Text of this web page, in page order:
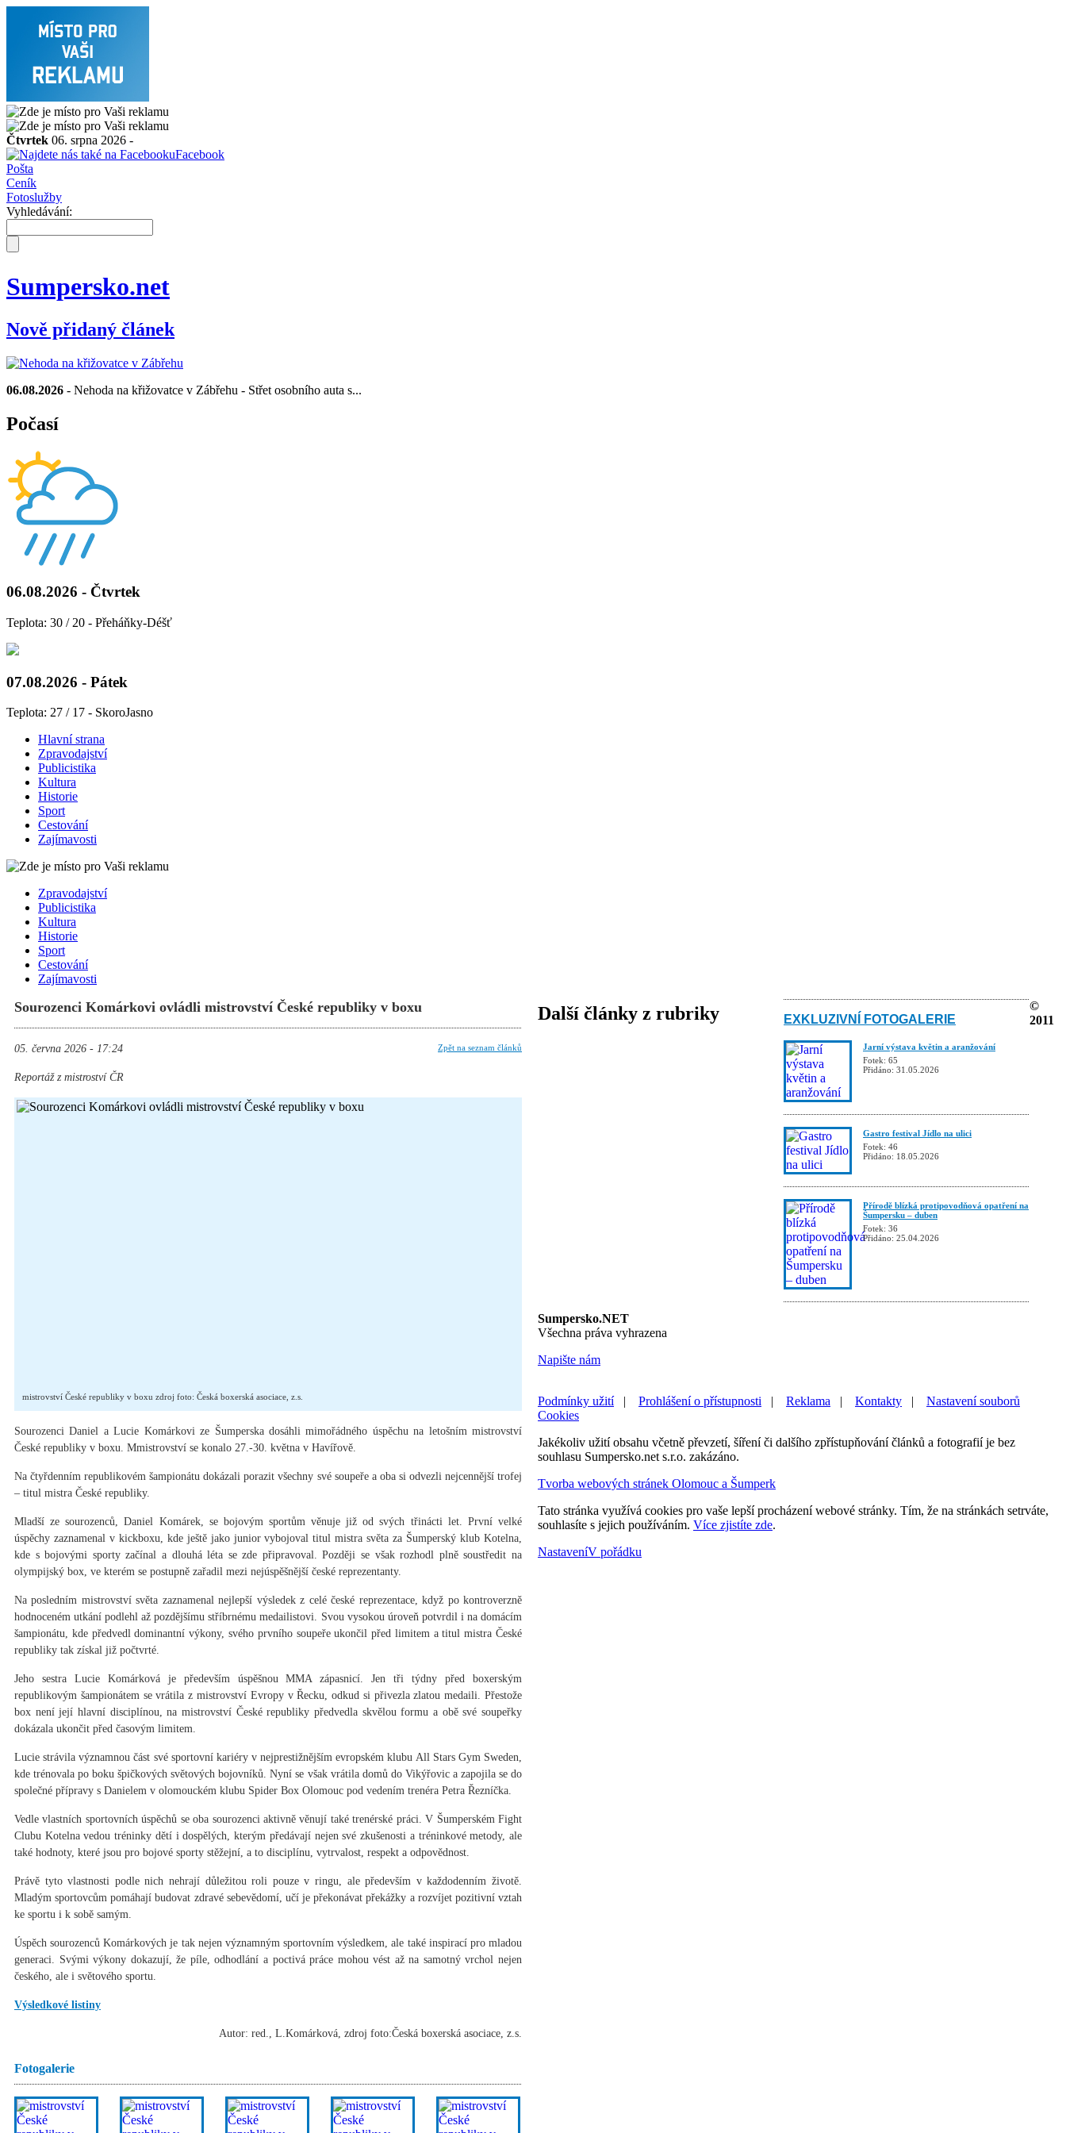
Čtvrtek 06. srpna 2026 -
Facebook
Pošta
Ceník
Fotoslužby
Vyhledávání:
Sumpersko.net
Nově přidaný článek
06.08.2026 - Nehoda na křižovatce v Zábřehu - Střet osobního auta s...
Počasí
06.08.2026 - Čtvrtek
Teplota: 30 / 20 - Přeháňky-Déšť
07.08.2026 - Pátek
Teplota: 27 / 17 - SkoroJasno
Hlavní strana
Zpravodajství
Publicistika
Kultura
Historie
Sport
Cestování
Zajímavosti
Zpravodajství
Publicistika
Kultura
Historie
Sport
Cestování
Zajímavosti
Sourozenci Komárkovi ovládli mistrovství České republiky v boxu
05. června 2026 - 17:24 Zpět na seznam článků
Reportáž z mistroství ČR
mistrovství České republiky v boxu zdroj foto: Česká boxerská asociace, z.s.
Sourozenci Daniel a Lucie Komárkovi ze Šumperska dosáhli mimořádného úspěchu na letošním mistrovství
České republiky v boxu. Mmistrovství se konalo 27.-30. května v Havířově.
Na čtyřdenním republikovém šampionátu dokázali porazit všechny své soupeře a oba si odvezli nejcennější trofej
– titul mistra České republiky.
Mladší ze sourozenců, Daniel Komárek, se bojovým sportům věnuje již od svých třinácti let. První velké
úspěchy zaznamenal v kickboxu, kde ještě jako junior vybojoval titul mistra světa za Šumperský klub Kotelna,
kde s bojovými sporty začínal a dlouhá léta se zde připravoval. Později se však rozhodl plně soustředit na
olympijský box, ve kterém se postupně zařadil mezi nejúspěšnější české reprezentanty.
Na posledním mistrovství světa zaznamenal nejlepší výsledek z celé české reprezentace, když po kontroverzně
hodnoceném utkání podlehl až pozdějšímu stříbrnému medailistovi. Svou vysokou úroveň potvrdil i na domácím
šampionátu, kde předvedl dominantní výkony, svého prvního soupeře ukončil před limitem a titul mistra České
republiky tak získal již počtvrté.
Jeho sestra Lucie Komárková je především úspěšnou MMA zápasnicí. Jen tři týdny před boxerským
republikovým šampionátem se vrátila z mistrovství Evropy v Řecku, odkud si přivezla zlatou medaili. Přestože
box není její hlavní disciplínou, na mistrovství České republiky předvedla skvělou formu a obě své soupeřky
dokázala ukončit před časovým limitem.
Lucie strávila významnou část své sportovní kariéry v nejprestižnějším evropském klubu All Stars Gym Sweden,
kde trénovala po boku špičkových světových bojovníků. Nyní se však vrátila domů do Vikýřovic a zapojila se do
společné přípravy s Danielem v olomouckém klubu Spider Box Olomouc pod vedením trenéra Petra Řezníčka.
Vedle vlastních sportovních úspěchů se oba sourozenci aktivně věnují také trenérské práci. V Šumperském Fight
Clubu Kotelna vedou tréninky dětí i dospělých, kterým předávají nejen své zkušenosti a tréninkové metody, ale
také hodnoty, které jsou pro bojové sporty stěžejní, a to disciplínu, vytrvalost, respekt a odpovědnost.
Právě tyto vlastnosti podle nich nehrají důležitou roli pouze v ringu, ale především v každodenním životě.
Mladým sportovcům pomáhají budovat zdravé sebevědomí, učí je překonávat překážky a rozvíjet pozitivní vztah
ke sportu i k sobě samým.
Úspěch sourozenců Komárkových je tak nejen významným sportovním výsledkem, ale také inspirací pro mladou
generaci. Svými výkony dokazují, že píle, odhodlání a poctivá práce mohou vést až na samotný vrchol nejen
českého, ale i světového sportu.
Výsledkové listiny
Autor: red., L.Komárková, zdroj foto:Česká boxerská asociace, z.s.
Fotogalerie
Další články z rubriky EXKLUZIVNÍ FOTOGALERIE
Jarní výstava květin a aranžování
Fotek: 65
Přidáno: 31.05.2026
Gastro festival Jídlo na ulici
Fotek: 46
Přidáno: 18.05.2026
Přírodě blízká protipovodňová opatření na
Šumpersku – duben
Fotek: 36
Přidáno: 25.04.2026
©
2011
Sumpersko.NET
Všechna práva vyhrazena
Napište nám
Podmínky užití Prohlášení o přístupnosti Reklama Kontakty
Nastavení souborů
Cookies
Jakékoliv užití obsahu včetně převzetí, šíření či dalšího zpřístupňování článků a fotografií je bez
souhlasu Sumpersko.net s.r.o. zakázáno.
Tvorba webových stránek Olomouc a Šumperk
Tato stránka využívá cookies pro vaše lepší procházení webové stránky. Tím, že na stránkách setrváte,
souhlasíte s jejich používáním. Více zjistíte zde.
NastaveníV pořádku